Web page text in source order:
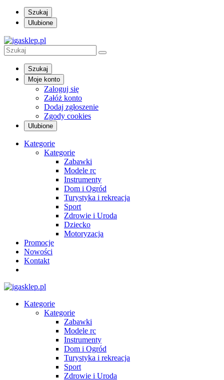
Szukaj
Ulubione
Szukaj
Moje konto
Zaloguj się
Załóż konto
Dodaj zgłoszenie
Zgody cookies
Ulubione
Kategorie
Kategorie
Zabawki
Modele rc
Instrumenty
Dom i Ogród
Turystyka i rekreacja
Sport
Zdrowie i Uroda
Dziecko
Motoryzacja
Promocje
Nowości
Kontakt
Kategorie
Kategorie
Zabawki
Modele rc
Instrumenty
Dom i Ogród
Turystyka i rekreacja
Sport
Zdrowie i Uroda